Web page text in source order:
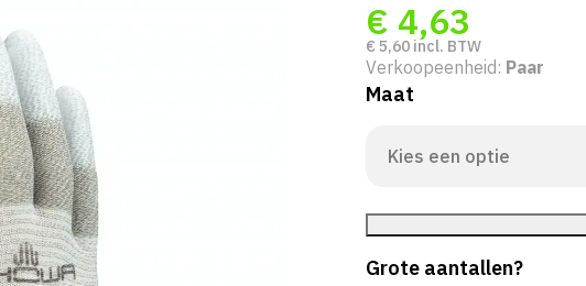
€ 4,63
€ 5,60 incl. BTW
Verkoopeenheid: Paar
Maat
Grote aantallen?